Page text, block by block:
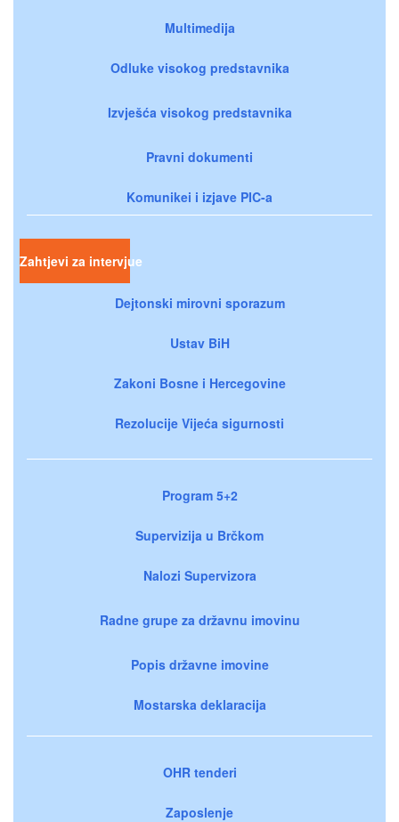
Multimedija
Odluke visokog predstavnika
Izvješća visokog predstavnika
Pravni dokumenti
Komunikei i izjave PIC-a
Zahtjevi za intervjue
Dejtonski mirovni sporazum
Ustav BiH
Zakoni Bosne i Hercegovine
Rezolucije Vijeća sigurnosti
Program 5+2
Supervizija u Brčkom
Nalozi Supervizora
Radne grupe za državnu imovinu
Popis državne imovine
Mostarska deklaracija
OHR tenderi
Zaposlenje